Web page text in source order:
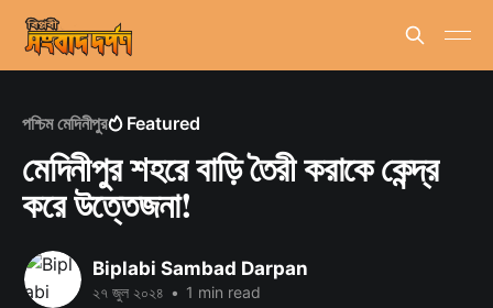
পশ্চিম মেদিনীপুর Featured
মেদিনীপুর শহরে বাড়ি তৈরী করাকে কেন্দ্র
করে উত্তেজনা!
Biplabi Sambad Darpan
২৭ জুল ২০২৪ • 1 min read